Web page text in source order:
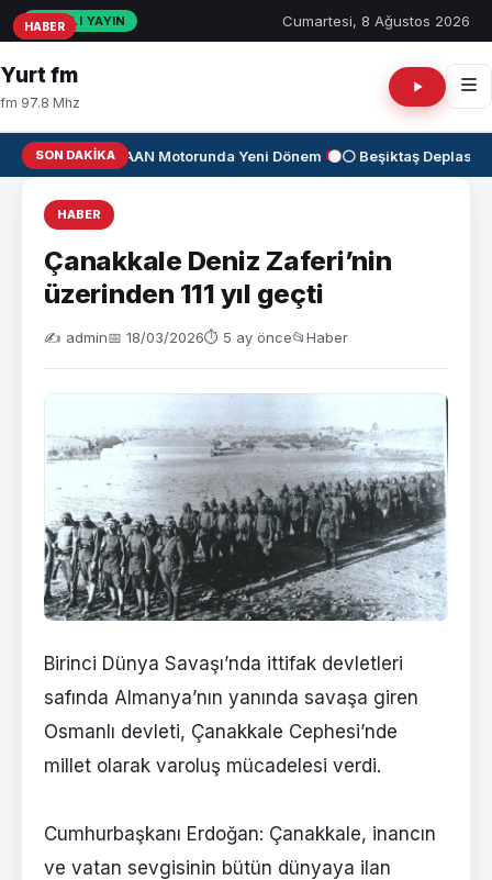
CANLI YAYIN Cumartesi, 8 Ağustos 2026
Yurt fm
fm 97.8 Mhz
SON DAKIKA
✈️KAAN Motorunda Yeni Dönem ⚫⚪ Beşiktaş
HABER
Çanakkale Deniz Zaferi’nin
üzerinden 111 yıl geçti
✍️ admin📅 18/03/2026⏱ 5 ay önce📂Haber
Birinci Dünya Savaşı’nda ittifak devletleri
safında Almanya’nın yanında savaşa giren
Osmanlı devleti, Çanakkale Cephesi’nde
millet olarak varoluş mücadelesi verdi.
Cumhurbaşkanı Erdoğan: Çanakkale, inancın
ve vatan sevgisinin bütün dünyaya ilan
HABER
HABER
HABER